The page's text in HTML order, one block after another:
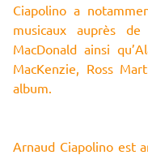
Ciapolino a
musicaux auprès
MacDonald ainsi
MacKenzie, Ross
album.
Arnaud Ciapolino est